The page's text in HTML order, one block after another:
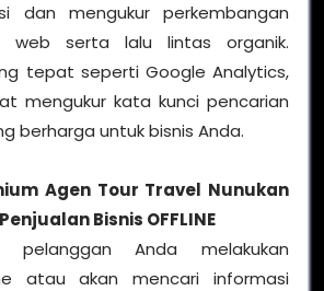
dan mengukur perkembangan
web serta lalu lintas organik.
tepat seperti Google Analytics,
mengukur kata kunci pencarian
berharga untuk bisnis Anda.
Agen Tour Travel Nunukan
Bisnis OFFLINE
pelanggan Anda melakukan
atau akan mencari informasi